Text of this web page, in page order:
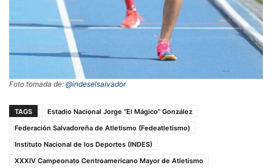
Foto tomada de: @indeselsalvador
TAGS
Estadio Nacional Jorge “El Mágico” González
Federación Salvadoreña de Atletismo (Fedeatletismo)
Instituto Nacional de los Deportes (INDES)
XXXIV Campeonato Centroamericano Mayor de Atletismo